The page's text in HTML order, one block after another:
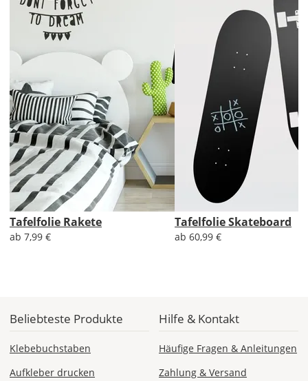
Di., 18.08. -
Sa., 22.08.
1,99 EUR
ohne
Produktionsaufschlag
Versandkosten 1,99
EUR
Priority
Deutschland
Fr., 14.08. - Di.,
Versandkosten 1,99
EUR
Express
Deutschland
Tafelfolie Rakete
ab 7,99 €
Tafelfolie Skateboard
ab 60,99 €
Beliebteste Produkte
Klebebuchstaben
Aufkleber drucken
Hilfe & Kontakt
Häufige Fragen & Anleitungen
Zahlung & Versand